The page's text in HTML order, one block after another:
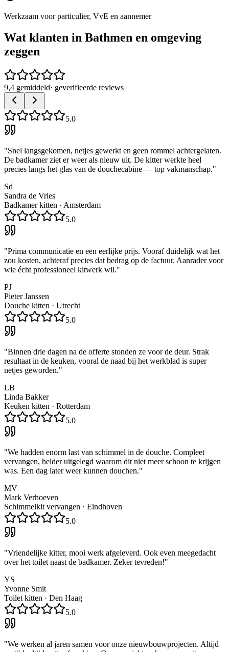
Werkzaam voor particulier, VvE en aannemer
Wat klanten in Bathmen en omgeving
zeggen
9,4 gemiddeld· geverifieerde reviews
5.0
"Snel langsgekomen, netjes gewerkt en geen rommel achtergelaten.
De badkamer ziet er weer als nieuw uit. De kitter werkte heel
precies langs het glas van de douchecabine — top vakmanschap."
Sd
Sandra de Vries
Badkamer kitten · Amsterdam
5.0
"Prima communicatie en een eerlijke prijs. Vooraf duidelijk wat het
zou kosten, achteraf precies dat bedrag op de factuur. Aanrader voor
wie écht professioneel kitwerk wil."
PJ
Pieter Janssen
Douche kitten · Utrecht
5.0
"Binnen drie dagen na de offerte stonden ze voor de deur. Strak
resultaat in de keuken, vooral de naad bij het werkblad is super
netjes geworden."
LB
Linda Bakker
Keuken kitten · Rotterdam
5.0
"We hadden enorm last van schimmel in de douche. Compleet
vervangen, helder uitgelegd waarom dit niet meer schoon te krijgen
was. Een dag later weer kunnen douchen."
MV
Mark Verhoeven
Schimmelkit vervangen · Eindhoven
5.0
"Vriendelijke kitter, mooi werk afgeleverd. Ook even meegedacht
over het toilet naast de badkamer. Zeker tevreden!"
YS
Yvonne Smit
Toilet kitten · Den Haag
5.0
"We werken al jaren samen voor onze nieuwbouwprojecten. Altijd